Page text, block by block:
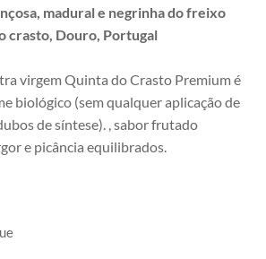
madural e negrinha do freixo
crasto, Douro, Portugal
virgem Quinta do Crasto Premium é
biológico (sem qualquer aplicação de
de síntese). , sabor frutado
e picância equilibrados.